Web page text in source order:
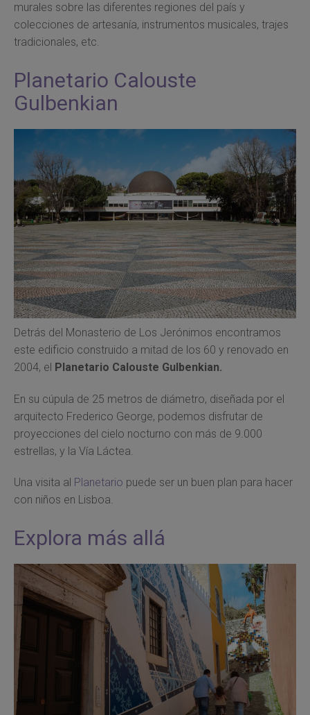
murales sobre las diferentes regiones del país y
colecciones de artesanía, instrumentos musicales, trajes
tradicionales, etc.
Planetario Calouste
Gulbenkian
Detrás del Monasterio de Los Jerónimos encontramos
este edificio construido a mitad de los 60 y renovado en
2004, el Planetario Calouste Gulbenkian.
En su cúpula de 25 metros de diámetro, diseñada por el
arquitecto Frederico George, podemos disfrutar de
proyecciones del cielo nocturno con más de 9.000
estrellas, y la Vía Láctea.
Una visita al Planetario puede ser un buen plan para hacer
con niños en Lisboa.
Explora más allá